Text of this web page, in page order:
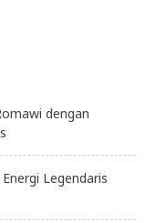
dengan
Legendaris